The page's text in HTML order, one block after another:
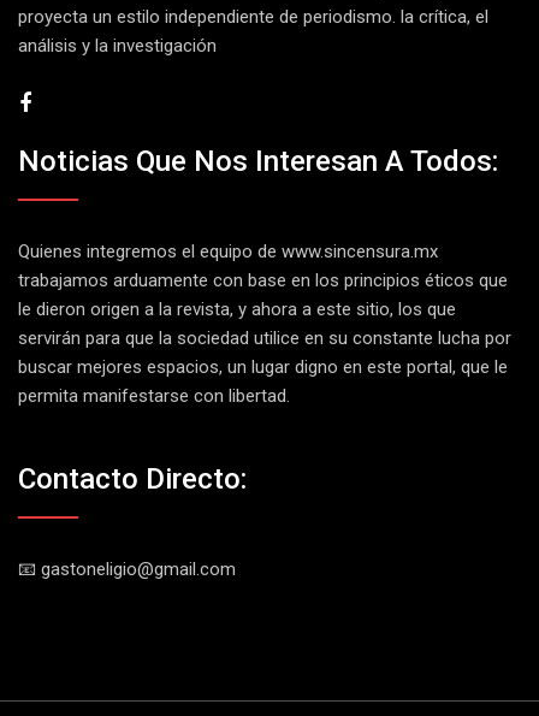
proyecta un estilo independiente de periodismo. la crítica, el
análisis y la investigación
Noticias Que Nos Interesan A Todos:
Quienes integremos el equipo de www.sincensura.mx
trabajamos arduamente con base en los principios éticos que
le dieron origen a la revista, y ahora a este sitio, los que
servirán para que la sociedad utilice en su constante lucha por
buscar mejores espacios, un lugar digno en este portal, que le
permita manifestarse con libertad.
Contacto Directo:
📧 gastoneligio@gmail.com